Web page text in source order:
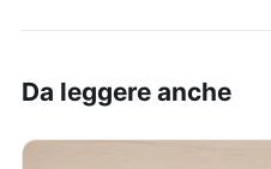
Da leggere anche